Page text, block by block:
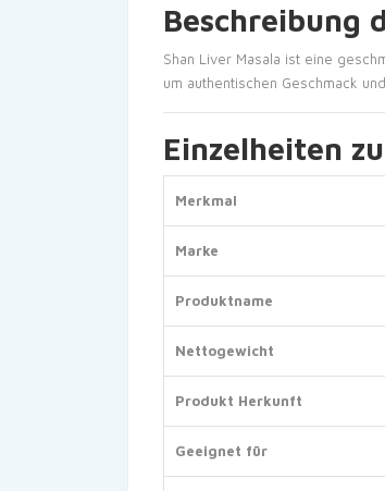
Beschreibung
Shan Liver Masala ist eine
um authentischen Geschmack
Einzelheiten
Merkmal
Marke
Produktname
Nettogewicht
Produkt Herkunft
Geeignet für